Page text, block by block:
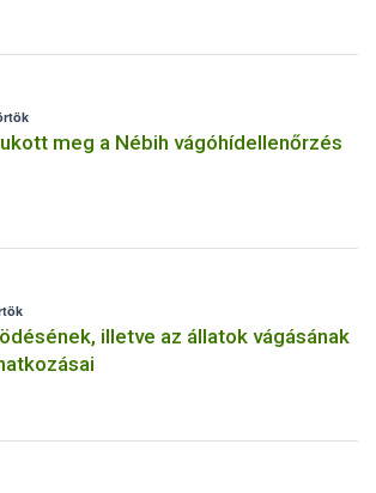
meg a Nébih vágóhídellenőrzés
illetve az állatok vágásának